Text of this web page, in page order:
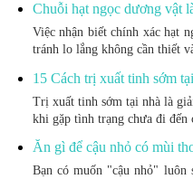
Chuỗi hạt ngọc dương vật
Việc nhận biết chính xác hạt
tránh lo lắng không cần thiết
15 Cách trị xuất tinh sớm
Trị xuất tinh sớm tại nhà là
khi gặp tình trạng chưa đi đến
Ăn gì để cậu nhỏ có mùi
Bạn có muốn "cậu nhỏ" luôn